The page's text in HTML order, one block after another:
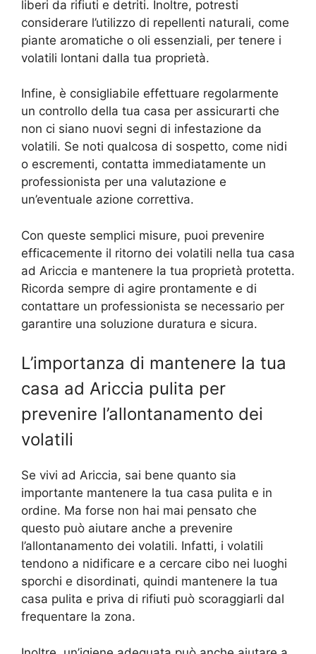
liberi da rifiuti e detriti. Inoltre, potresti
considerare l’utilizzo di repellenti naturali, come
piante aromatiche o oli essenziali, per tenere i
volatili lontani dalla tua proprietà.
Infine, è consigliabile effettuare regolarmente
un controllo della tua casa per assicurarti che
non ci siano nuovi segni di infestazione da
volatili. Se noti qualcosa di sospetto, come nidi
o escrementi, contatta immediatamente un
professionista per una valutazione e
un’eventuale azione correttiva.
Con queste semplici misure, puoi prevenire
efficacemente il ritorno dei volatili nella tua casa
ad Ariccia e mantenere la tua proprietà protetta.
Ricorda sempre di agire prontamente e di
contattare un professionista se necessario per
garantire una soluzione duratura e sicura.
L’importanza di mantenere la tua
casa ad Ariccia pulita per
prevenire l’allontanamento dei
volatili
Se vivi ad Ariccia, sai bene quanto sia
importante mantenere la tua casa pulita e in
ordine. Ma forse non hai mai pensato che
questo può aiutare anche a prevenire
l’allontanamento dei volatili. Infatti, i volatili
tendono a nidificare e a cercare cibo nei luoghi
sporchi e disordinati, quindi mantenere la tua
casa pulita e priva di rifiuti può scoraggiarli dal
frequentare la zona.